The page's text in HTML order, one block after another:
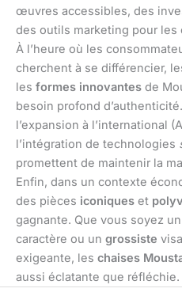
œuvres accessibles, des
des outils marketing pour les
À l’heure où les
cherchent à se différencier,
les formes innovantes de
besoin profond
l’expansion à l’international
l’intégration de technologies
promettent de maintenir la
Enfin, dans un contexte
des pièces iconiques et
gagnante. Que vous soyez
caractère ou un grossiste
exigeante, les chaises
aussi éclatante que réfléchie.